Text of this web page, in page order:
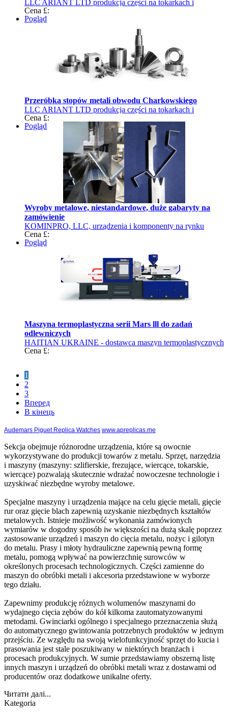
LLC ARIANT LTD produkcja części na tokarkach i
frezarkach
Cena £:
Pogląd
Przeróbka stopów metali obwodu Сharkowskiego
LLC ARIANT LTD produkcja części na tokarkach i
frezarkach
Cena £:
Pogląd
Wyroby metalowe, niestandardowe, duże gabaryty na
zamówienie
KOMINPRO, LLC, urządzenia i komponenty na rynku
przemysłowym Ukrainy
Cena £:
Pogląd
Maszyna termoplastyczna serii Mars lll do zadań
odlewniczych
HAITIAN UKRAINE - dostawca maszyn termoplastycznych
Cena £:
1
2
3
Вперед
В кінець
Audemars Piguet Replica Watches www.apreplicas.me
Sekcja obejmuje różnorodne urządzenia, które są owocnie
wykorzystywane do produkcji towarów z metalu. Sprzęt, narzędzia
i maszyny (maszyny: szlifierskie, frezujące, wiercące, tokarskie,
wiercące) pozwalają skutecznie wdrażać nowoczesne technologie i
uzyskiwać niezbędne wyroby metalowe.
Specjalne maszyny i urządzenia mające na celu gięcie metali, gięcie
rur oraz gięcie blach zapewnią uzyskanie niezbędnych kształtów
metalowych. Istnieje możliwość wykonania zamówionych
wymiarów w dogodny sposób iw większości na dużą skalę poprzez
zastosowanie urządzeń i maszyn do cięcia metalu, nożyc i gilotyn
do metalu. Prasy i młoty hydrauliczne zapewnią pewną formę
metalu, pomogą wpływać na powierzchnię surowców w
określonych procesach technologicznych. Części zamienne do
maszyn do obróbki metali i akcesoria przedstawione w wyborze
tego działu.
Zapewnimy produkcję różnych wolumenów maszynami do
wydajnego cięcia zębów do kół kilkoma zautomatyzowanymi
metodami. Gwinciarki ogólnego i specjalnego przeznaczenia służą
do automatycznego gwintowania potrzebnych produktów w jednym
przejściu. Ze względu na swoją wielofunkcyjność sprzęt do kucia i
prasowania jest stale poszukiwany w niektórych branżach i
procesach produkcyjnych. W sumie przedstawiamy obszerną listę
innych maszyn i urządzeń do obróbki metali wraz z dostawami od
producentów oraz dodatkowe unikalne oferty.
Читати далі...
Kategoria